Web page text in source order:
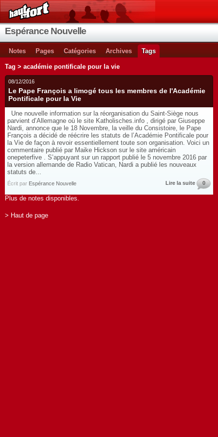
Espérance Nouvelle
Notes Pages Catégories Archives Tags
Tag > académie pontificale pour la vie
08/12/2016
Le Pape François a limogé tous les membres de l'Académie
Pontificale pour la Vie
Une nouvelle information sur la réorganisation du Saint-Siège nous
parvient d’Allemagne où le site Katholisches.info , dirigé par Giuseppe
Nardi, annonce que le 18 Novembre, la veille du Consistoire, le Pape
François a décidé de réécrire les statuts de l’Académie Pontificale pour
la Vie de façon à revoir essentiellement toute son organisation. Voici un
commentaire publié par Maike Hickson sur le site américain
onepeterfive . S’appuyant sur un rapport publié le 5 novembre 2016 par
la version allemande de Radio Vatican, Nardi a publié les nouveaux
statuts de...
Écrit par Espérance Nouvelle Lire la suite 0
Plus de notes disponibles.
> Haut de page